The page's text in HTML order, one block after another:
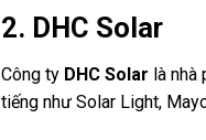
2. DHC Solar
Công ty DHC Solar là nhà
tiếng như Solar Light,